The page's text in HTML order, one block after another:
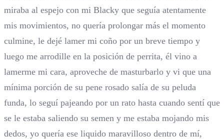
miraba al espejo con mi Blacky que seguía atentamente
mis movimientos, no quería prolongar más el momento
culmine, le dejé lamer mi coño por un breve tiempo y
luego me arrodille en la posición de perrita, él vino a
lamerme mi cara, aproveche de masturbarlo y vi que una
mínima porción de su pene rosado salía de su peluda
funda, lo seguí pajeando por un rato hasta cuando sentí que
se le estaba saliendo su semen y me estaba mojando mis
dedos, yo quería ese liquido maravilloso dentro de mí,